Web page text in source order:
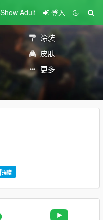
Show Adult 登入
涂装
皮肤
更多
捐赠